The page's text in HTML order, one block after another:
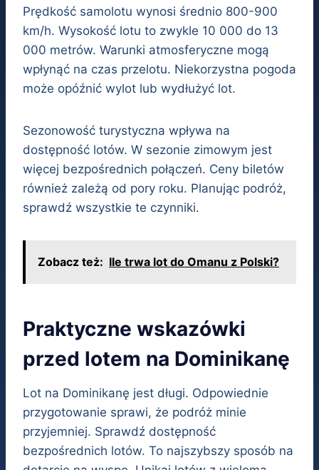
Prędkość samolotu wynosi średnio 800-900
km/h. Wysokość lotu to zwykle 10 000 do 13
000 metrów. Warunki atmosferyczne mogą
wpłynąć na czas przelotu. Niekorzystna pogoda
może opóźnić wylot lub wydłużyć lot.
Sezonowość turystyczna wpływa na
dostępność lotów. W sezonie zimowym jest
więcej bezpośrednich połączeń. Ceny biletów
również zależą od pory roku. Planując podróż,
sprawdź wszystkie te czynniki.
Zobacz też: Ile trwa lot do Omanu z Polski?
Praktyczne wskazówki
przed lotem na Dominikanę
Lot na Dominikanę jest długi. Odpowiednie
przygotowanie sprawi, że podróż minie
przyjemniej. Sprawdź dostępność
bezpośrednich lotów. To najszybszy sposób na